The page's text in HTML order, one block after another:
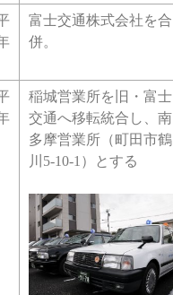
富士交通株式会社を合
併。
稲城営業所を旧・富士
交通へ移転統合し、南
多摩営業所（町田市鶴
川5-10-1）とする